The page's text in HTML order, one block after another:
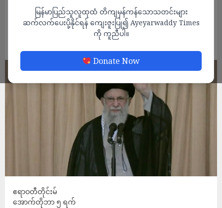
မြန်မာပြည်သူလူထုထံ တိကျမှန်ကန်သောသတင်းများ
ဆက်လက်ပေးပို့နိုင်ရန် ကျေးဇူးပြု၍ Ayeyarwaddy Times
ကို ကူညီပါ။
Donate Now
အစ္စရေးကို ထပ်မံ တိုက်ခိုက်မယ်လို့ အီရန်
ခေါင်းဆောင် ကြုံးဝါး
ဧရာဝတီတိုင်းမ်
အောက်တိုဘာ ၅ ရက်